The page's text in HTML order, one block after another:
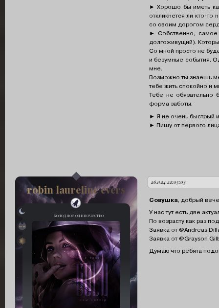
► Хорошо бы иметь
откликнется ли кто-то
со своим дорогом
► Собственно,
долгоживущий).
Со мной просто не
и безумные события.
мне.
Возможно ты знаешь
тебе жить спокойно и
Тебе не обязательно
форма заботы.
► Я не очень быстрый
► Пишу от первого
26.11.24 22:05:03
холодное одиночество
архидемон желания
автор:
robin laureline evers
орден «безликих»
Совушка, добрый
У нас тут есть две
По возрасту как раз
Заявка от @Andreas
Заявка от @Grayson
Думаю что ребята